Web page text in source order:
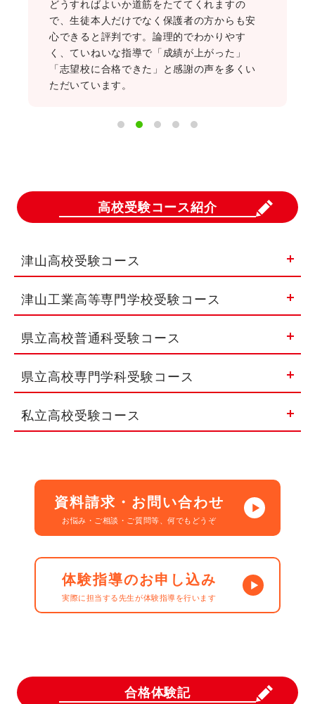
うすればよいか道筋をたててくれますの
、生徒本人だけでなく保護者の方からも安
できると評判です。論理的でわかりやす
、ていねいな指導で「成績が上がった」
志望校に合格できた」と感謝の声を多くい
だいています。
高校受験コース紹介
津山高校受験コース
津山工業高等専門学校受験コース
県立高校普通科受験コース
県立高校専門学科受験コース
私立高校受験コース
資料請求・お問い合わせ
お悩み・ご相談・ご質問等、何でもどうぞ
体験指導のお申し込み
実際に担当する先生が体験指導を行います
合格体験記